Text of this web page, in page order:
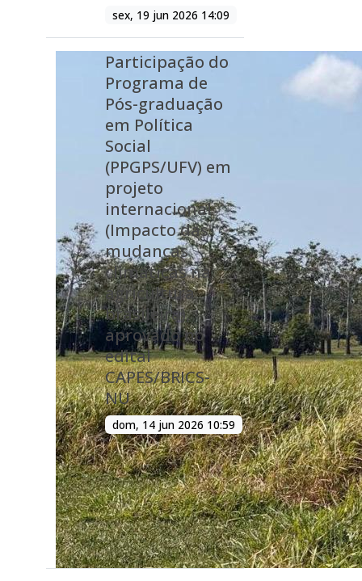
sex, 19 jun 2026 14:09
Participação do
Programa de
Pós-graduação
em Política
Social
(PPGPS/UFV) em
projeto
internacional
(Impacto das
mudanças
climáticas na
agricultura
brasileira),
aprovado no
edital
CAPES/BRICS-
NU
dom, 14 jun 2026 10:59